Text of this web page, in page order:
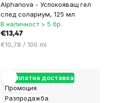
Alphanova - Успокояващ гел
след солариум, 125 мл
В наличност > 5 бр.
€13,47
Цена
€10,78 / 100 ml
Промоция
Разпродажба
Безплатна доставка